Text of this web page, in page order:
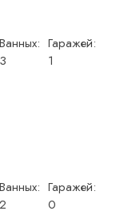
Ванных:
3
Гаражей:
1
Ванных:
2
Гаражей:
0